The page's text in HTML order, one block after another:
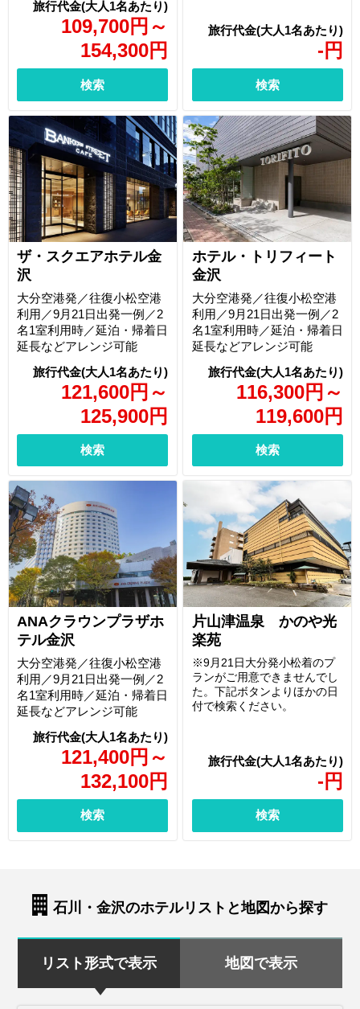
109,700円 ～
154,300円
検索
- 円
検索
ザ・スクエアホテル金
沢
121,600円 ～
125,900円
大分空港発／往復小松空港
利用／9月21日出発一例／2
名1室利用時／延泊・帰着日
延長などアレンジ可能
検索
ホテル・トリフィート
金沢
116,300円 ～
119,600円
大分空港発／往復小松空港
利用／9月21日出発一例／2
名1室利用時／延泊・帰着日
延長などアレンジ可能
検索
ANAクラウンプラザホ
テル金沢
121,400円 ～
132,100円
大分空港発／往復小松空港
利用／9月21日出発一例／2
名1室利用時／延泊・帰着日
延長などアレンジ可能
検索
片山津温泉 かのや光
楽苑
- 円
※9月21日大分発小松着のプ
ランがご用意できませんでし
た。下記ボタンよりほかの日
付で検索ください。
検索
石川・金沢のホテルリストと地図から探す
リスト形式で表示 地図で表示